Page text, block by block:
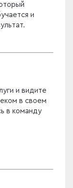
и
и видите
в своем
в команду